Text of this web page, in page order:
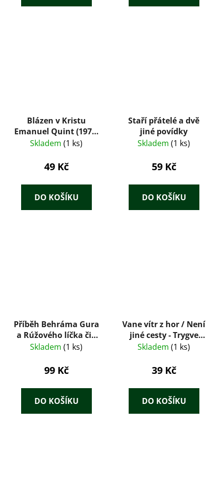
Blázen v Kristu
Emanuel Quint (1975)
– Gerhart
Skladem (1 ks)
49 Kč
DO KOŠÍKU
Staří přátelé a dvě
jiné povídky
Skladem (1 ks)
59 Kč
DO KOŠÍKU
Příběh Behráma Gura
a Rúžového líčka čili
sedm dní a sedm nocí
Skladem (1 ks)
99 Kč
DO KOŠÍKU
Vane vítr z hor / Není
jiné cesty - Trygve
Gulbranssen
Skladem (1 ks)
39 Kč
DO KOŠÍKU